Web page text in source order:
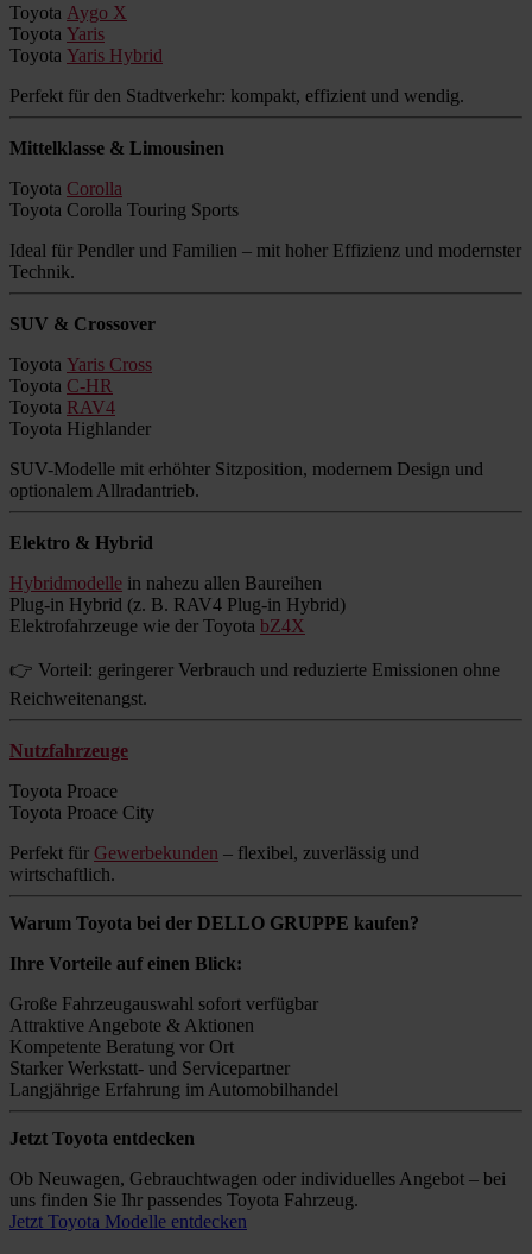
Toyota Aygo X
Toyota Yaris
Toyota Yaris Hybrid
Perfekt für den Stadtverkehr: kompakt, effizient und wendig.
Mittelklasse & Limousinen
Toyota Corolla
Toyota Corolla Touring Sports
Ideal für Pendler und Familien – mit hoher Effizienz und modernster
Technik.
SUV & Crossover
Toyota Yaris Cross
Toyota C-HR
Toyota RAV4
Toyota Highlander
SUV-Modelle mit erhöhter Sitzposition, modernem Design und
optionalem Allradantrieb.
Elektro & Hybrid
Hybridmodelle in nahezu allen Baureihen
Plug-in Hybrid (z. B. RAV4 Plug-in Hybrid)
Elektrofahrzeuge wie der Toyota bZ4X
👉 Vorteil: geringerer Verbrauch und reduzierte Emissionen ohne
Reichweitenangst.
Nutzfahrzeuge
Toyota Proace
Toyota Proace City
Perfekt für Gewerbekunden – flexibel, zuverlässig und
wirtschaftlich.
Warum Toyota bei der DELLO GRUPPE kaufen?
Ihre Vorteile auf einen Blick:
Große Fahrzeugauswahl sofort verfügbar
Attraktive Angebote & Aktionen
Kompetente Beratung vor Ort
Starker Werkstatt- und Servicepartner
Langjährige Erfahrung im Automobilhandel
Jetzt Toyota entdecken
Ob Neuwagen, Gebrauchtwagen oder individuelles Angebot – bei
uns finden Sie Ihr passendes Toyota Fahrzeug.
Jetzt Toyota Modelle entdecken